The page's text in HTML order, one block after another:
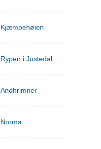
Kjæmpehøien
Rypen i Justedal
Andhrimner
Norma